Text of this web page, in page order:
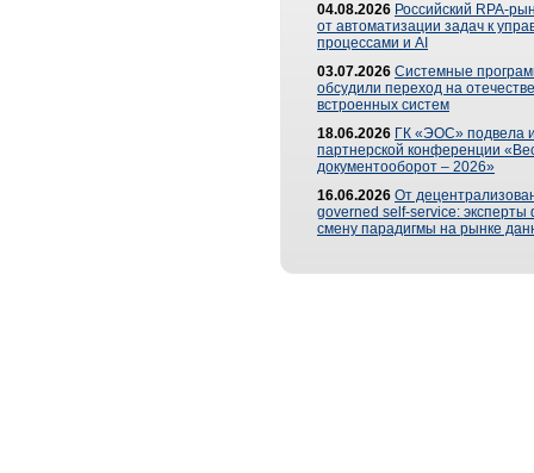
04.08.2026 Российский RPA-
от автоматизации задач к
процессами и AI
03.07.2026 Системные
обсудили переход на
встроенных систем
18.06.2026 ГК «ЭОС» подвела
партнерской конференции
документооборот – 2026»
16.06.2026 От
governed self-service: эксперты
смену парадигмы на рынке